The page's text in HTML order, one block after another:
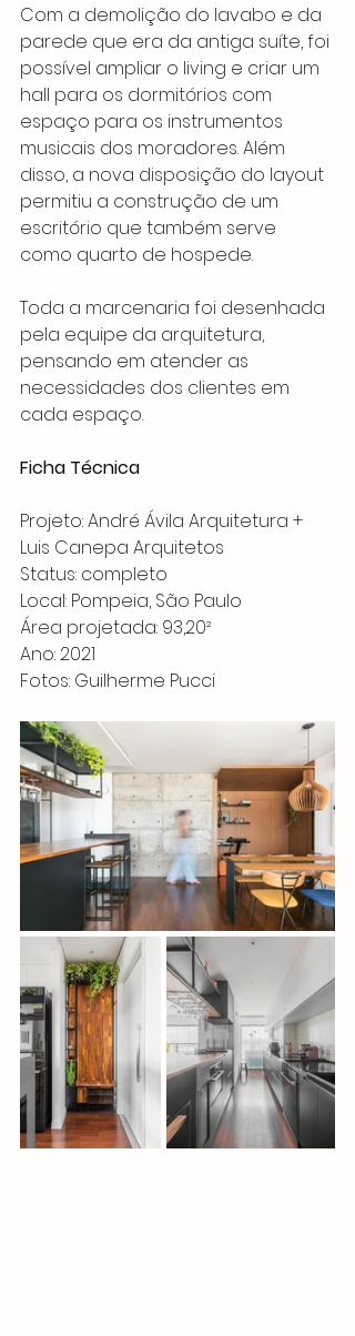
Com a demolição do lavabo e da
parede que era da antiga suíte, foi
possível ampliar o living e criar um
hall para os dormitórios com
espaço para os instrumentos
musicais dos moradores. Além
disso, a nova disposição do layout
permitiu a construção de um
escritório que também serve
como quarto de hospede.
Toda a marcenaria foi desenhada
pela equipe da arquitetura,
pensando em atender as
necessidades dos clientes em
cada espaço.
Ficha Técnica
Projeto: André Ávila Arquitetura +
Luis Canepa Arquitetos
Status: completo
Local: Pompeia, São Paulo
Área projetada: 93,20²
Ano: 2021
Fotos: Guilherme Pucci